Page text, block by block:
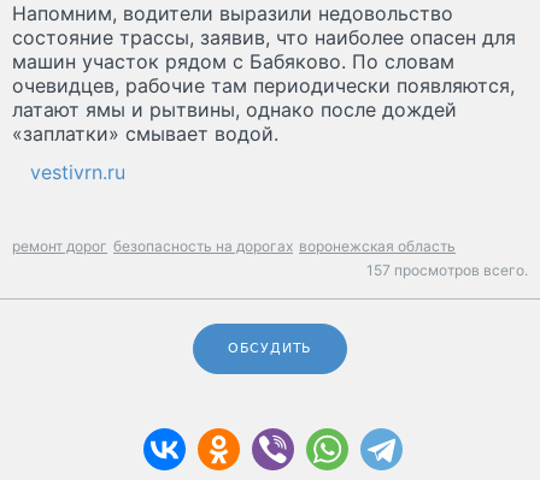
Напомним, водители выразили недовольство
состояние трассы, заявив, что наиболее опасен для
машин участок рядом с Бабяково. По словам
очевидцев, рабочие там периодически появляются,
латают ямы и рытвины, однако после дождей
«заплатки» смывает водой.
vestivrn.ru
ремонт дорог безопасность на дорогах воронежская область
157 просмотров всего.
ОБСУДИТЬ